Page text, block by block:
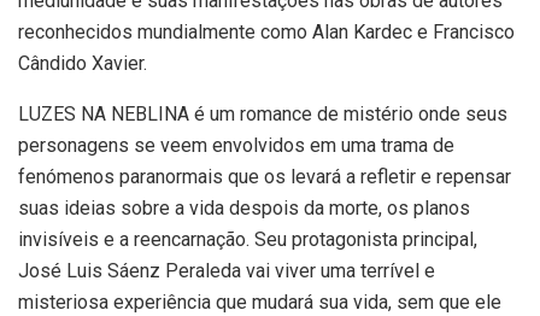
reconhecidos mundialmente como Alan Kardec e Francisco
Cândido Xavier.
LUZES NA NEBLINA é um romance de mistério onde seus
personagens se veem envolvidos em uma trama de
fenómenos paranormais que os levará a refletir e repensar
suas ideias sobre a vida despois da morte, os planos
invisíveis e a reencarnação. Seu protagonista principal,
José Luis Sáenz Peraleda vai viver uma terrível e
misteriosa experiência que mudará sua vida, sem que ele